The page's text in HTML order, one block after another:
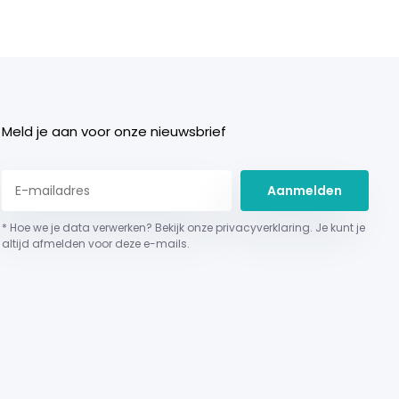
Meld je aan voor onze nieuwsbrief
Aanmelden
* Hoe we je data verwerken? Bekijk onze privacyverklaring. Je kunt je
altijd afmelden voor deze e-mails.